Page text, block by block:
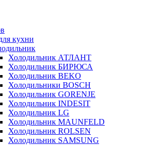
кухни
Холодильник АТЛАНТ
Холодильник БИРЮСА
Холодильник BEKO
Холодильники BOSCH
Холодильник GORENJE
Холодильник INDESIT
Холодильник LG
Холодильник MAUNFELD
Холодильник ROLSEN
Холодильник SAMSUNG